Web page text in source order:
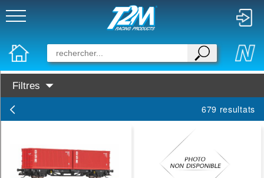
Filtres
Prochainement dispo
Marques :
679 resultats